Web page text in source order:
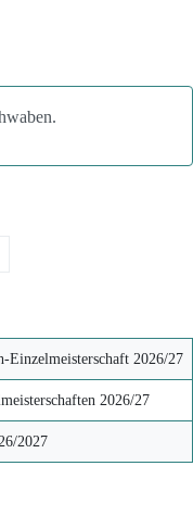
Einzelmeisterschaft 2026/27
2026/27
2027